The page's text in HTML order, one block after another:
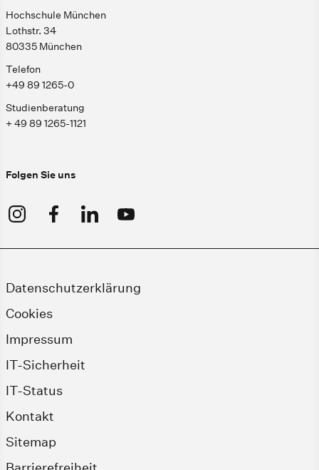
Hochschule München
Lothstr. 34
80335 München
Telefon
+49 89 1265-0
Studienberatung
+ 49 89 1265-1121
Folgen Sie uns
Datenschutzerklärung
Cookies
Impressum
IT-Sicherheit
IT-Status
Kontakt
Sitemap